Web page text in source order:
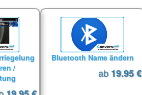
/
Bluetooth Name ändern
ab19.95 €